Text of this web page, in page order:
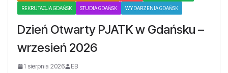
REKRUTACJA GDAŃSK STUDIA GDAŃSK WYDARZENIA GDAŃSK
Dzień Otwarty PJATK w Gdańsku –
wrzesień 2026
1 sierpnia 2026 EB